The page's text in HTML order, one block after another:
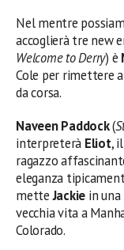
Nel mentre
accoglierà tre new
Welcome to Derry) è
Cole per rimettere
da corsa.
Naveen Paddock(
interpreterà Eliot,
ragazzo
eleganza
metteJackie in
vecchia vita a
Colorado.